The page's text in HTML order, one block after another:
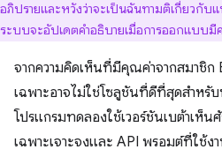
อภิปรายและหวังว่าจะเป็นฉันทามติเกี่ยวกับ
ระบบจะอัปเดตคำอธิบายเมื่อการออกแบบมี
จากความคิดเห็นที่มีคุณค่าจากสมาชิก
เฉพาะอาจไม่ใช่โซลูชันที่ดีที่สุดสำหรั
โปรแกรมทดลองใช้เวอร์ชันเบต้าเห็
เฉพาะเจาะจงและ API พรอมต์ที่ใช้งา